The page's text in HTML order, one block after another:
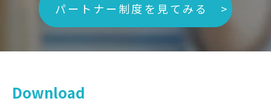
パートナー制度を見てみる >
Download